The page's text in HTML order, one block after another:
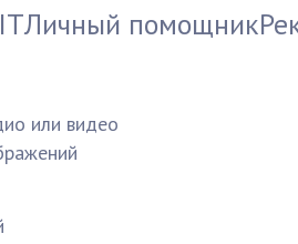
Личный помощник
или видео